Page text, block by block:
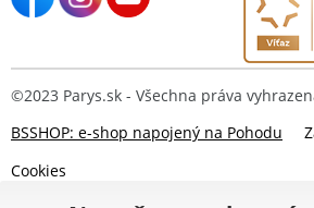
©2023 Parys.sk - Všechna práva
BSSHOP: e-shop napojený na Pohodu
Cookies